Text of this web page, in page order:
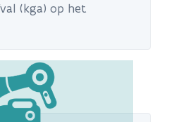
(kga) op het